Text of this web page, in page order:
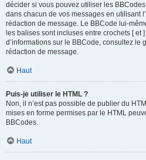
décider si vous pouvez utiliser les
dans chacun de vos messages en utilisant
rédaction de message. Le BBCode lui-
les balises sont incluses entre crochets [ et
d’informations sur le BBCode, consultez
rédaction de message.
Haut
Puis-je utiliser le HTML ?
Non, il n’est pas possible de publier du
mises en forme permises par le HTML
BBCodes.
Haut